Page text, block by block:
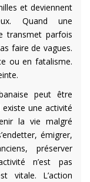
et deviennent
Quand une
transmet parfois
faire de vagues.
ou en fatalisme.
peut être
une activité
la vie malgré
émigrer,
préserver
n’est pas
vitale. L’action